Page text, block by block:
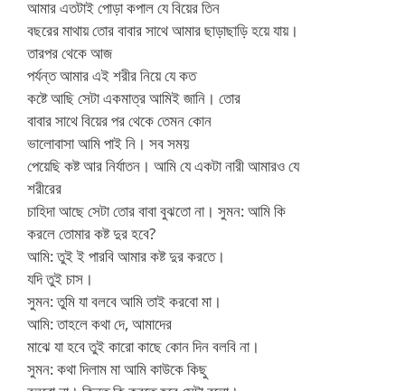
আমার এতটাই পোড়া কপাল যে বিয়ের তিন
বছরের মাথায় তোর বাবার সাথে আমার ছাড়াছাড়ি হয়ে যায়।
তারপর থেকে আজ
পর্যন্ত আমার এই শরীর নিয়ে যে কত
কষ্টে আছি সেটা একমাত্র আমিই জানি। তোর
বাবার সাথে বিয়ের পর থেকে তেমন কোন
ভালোবাসা আমি পাই নি। সব সময়
পেয়েছি কষ্ট আর নির্যাতন। আমি যে একটা নারী আমারও যে
শরীরের
চাহিদা আছে সেটা তোর বাবা বুঝতো না। সুমন: আমি কি
করলে তোমার কষ্ট দুর হবে?
আমি: তুই ই পারবি আমার কষ্ট দুর করতে।
যদি তুই চাস।
সুমন: তুমি যা বলবে আমি তাই করবো মা।
আমি: তাহলে কথা দে, আমাদের
মাঝে যা হবে তুই কারো কাছে কোন দিন বলবি না।
সুমন: কথা দিলাম মা আমি কাউকে কিছু